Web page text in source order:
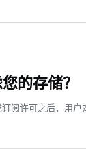
的存储？
阅许可之后，用